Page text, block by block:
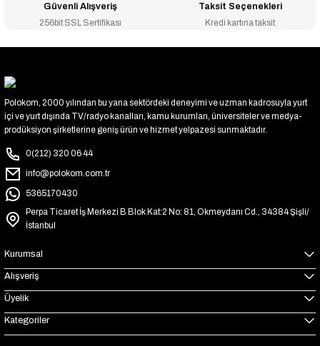
Güvenli Alışveriş
256bit SSL Sertifikası
Taksit Seçenekleri
Kredi kartına taksit
Polokom, 2000 yılından bu yana sektördeki deneyimi ve uzman kadrosuyla yurt
içi ve yurt dışında TV/radyo kanalları, kamu kurumları, üniversiteler ve medya-
prodüksiyon şirketlerine geniş ürün ve hizmet yelpazesi sunmaktadır.
0(212) 320 06 44
info@polokom.com.tr
5365170430
Perpa Ticaret İş Merkezi B Blok Kat:2 No: 81, Okmeydanı Cd., 34384 Şişli/
İstanbul
Kurumsal
Alışveriş
Üyelik
Kategoriler